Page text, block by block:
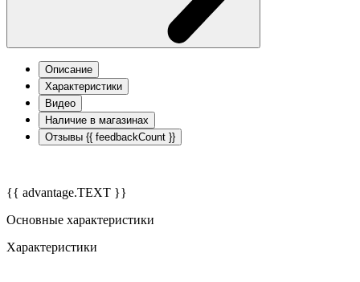
Описание
Характеристики
Видео
Наличие в магазинах
Отзывы {{ feedbackCount }}
{{ advantage.TEXT }}
Основные характеристики
Характеристики